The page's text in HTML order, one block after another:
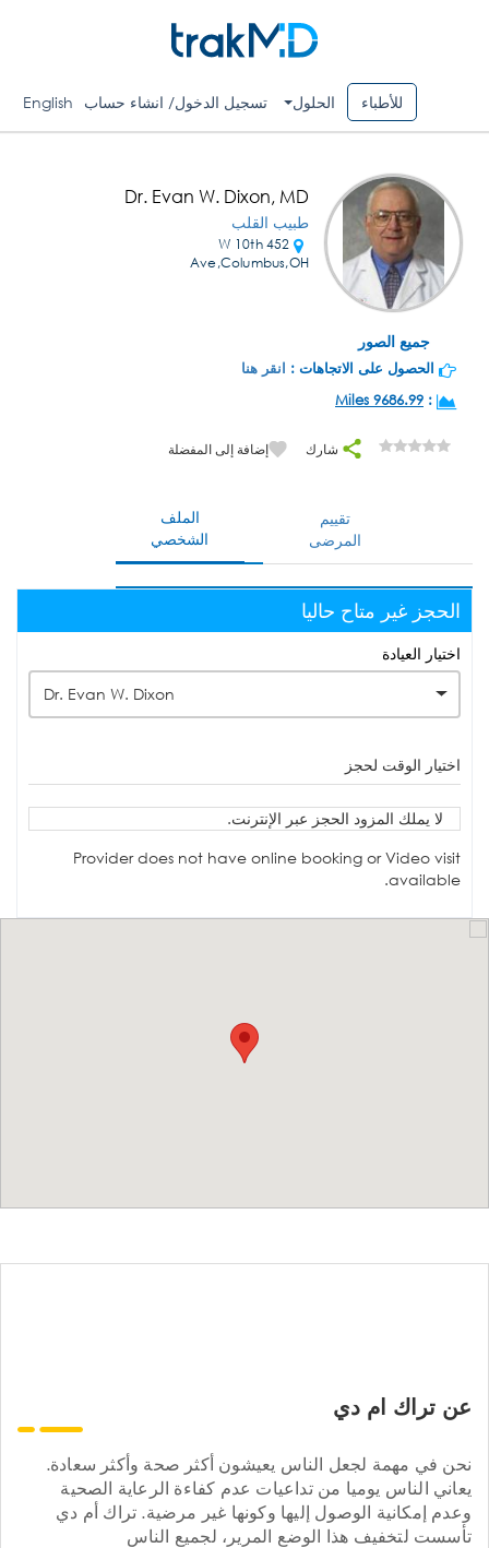
للأطباء الحلول تسجيل الدخول/ انشاء حساب English
جميع الصور
Dr. Evan W. Dixon, MD
طبيب القلب
452 W 10th
Ave,Columbus,OH
الحصول على الاتجاهات : انقر هنا
:
9686.99 Miles
شارك إضافة إلى المفضلة
الملف
الشخصي
تقييم
المرضى
الحجز غير متاح حاليا
اختيار العيادة
Dr. Evan W. Dixon
اختيار الوقت لحجز
لا يملك المزود الحجز عبر الإنترنت.
Provider does not have online booking or Video visit
available.
عن تراك ام دي
نحن في مهمة لجعل الناس يعيشون أكثر صحة وأكثر سعادة.
يعاني الناس يوميا من تداعيات عدم كفاءة الرعاية الصحية
وعدم إمكانية الوصول إليها وكونها غير مرضية. تراك أم دي
تأسست لتخفيف هذا الوضع المرير، لجميع الناس